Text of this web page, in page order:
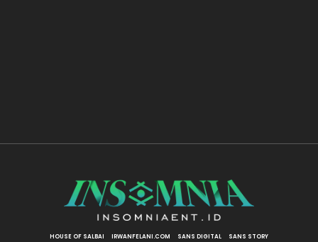
HOUSE OF SALBAI IRWANFELANI.COM SANS DIGITAL SANS STORY